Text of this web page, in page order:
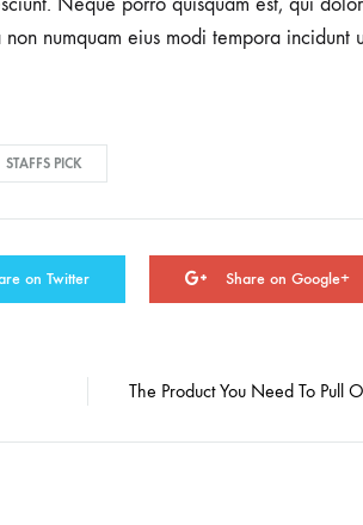
numquam eius modi tempora incidunt
STAFFS PICK
on Twitter Share on Google+
The Product You Need To Pull